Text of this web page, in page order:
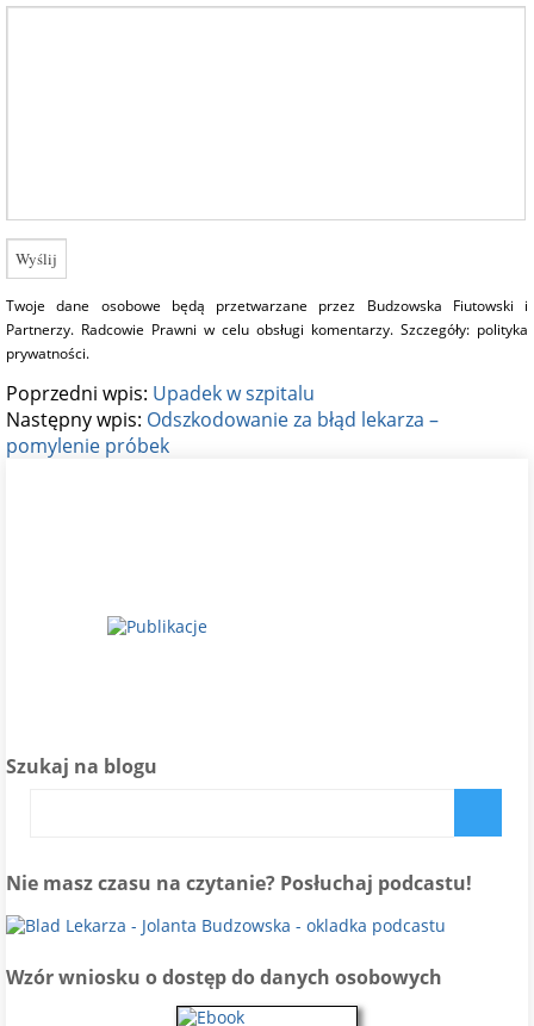
Twoje dane osobowe będą przetwarzane przez Budzowska Fiutowski i
Partnerzy. Radcowie Prawni w celu obsługi komentarzy. Szczegóły: polityka
prywatności.
Poprzedni wpis: Upadek w szpitalu
Następny wpis: Odszkodowanie za błąd lekarza –
pomylenie próbek
Szukaj na blogu
Nie masz czasu na czytanie? Posłuchaj podcastu!
Wzór wniosku o dostęp do danych osobowych